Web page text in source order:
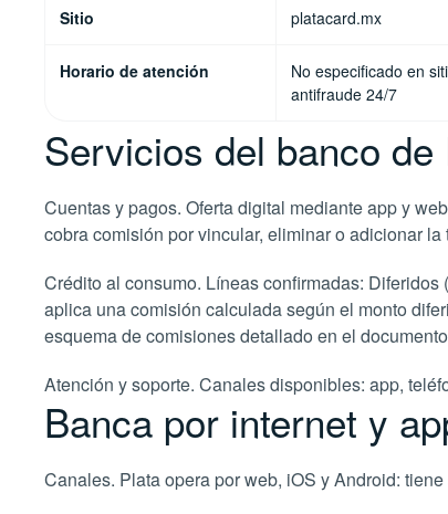
Sitio platacard.mx
Horario de atención
No especificado en
antifraude 24/7
Servicios del banco de
Cuentas y pagos. Oferta digital mediante app y
cobra comisión por vincular, eliminar o adicionar la
Crédito al consumo. Líneas confirmadas: Diferidos
aplica una comisión calculada según el monto
esquema de comisiones detallado en el
Atención y soporte. Canales disponibles: app,
Banca por internet y
Canales. Plata opera por web, iOS y Android: